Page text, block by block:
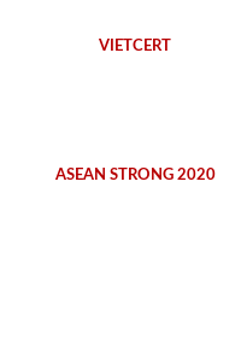
VIETCERT
ASEAN STRONG 2020